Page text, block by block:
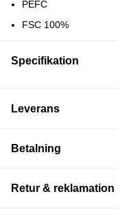
PEFC
FSC 100%
Specifikation
Leverans
Betalning
Retur & reklamation